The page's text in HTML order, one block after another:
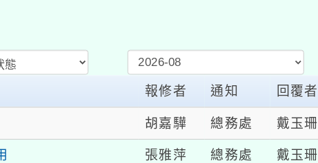
報修者 通知 回覆者
胡嘉驊 總務處 戴玉珊
張雅萍 總務處 戴玉珊